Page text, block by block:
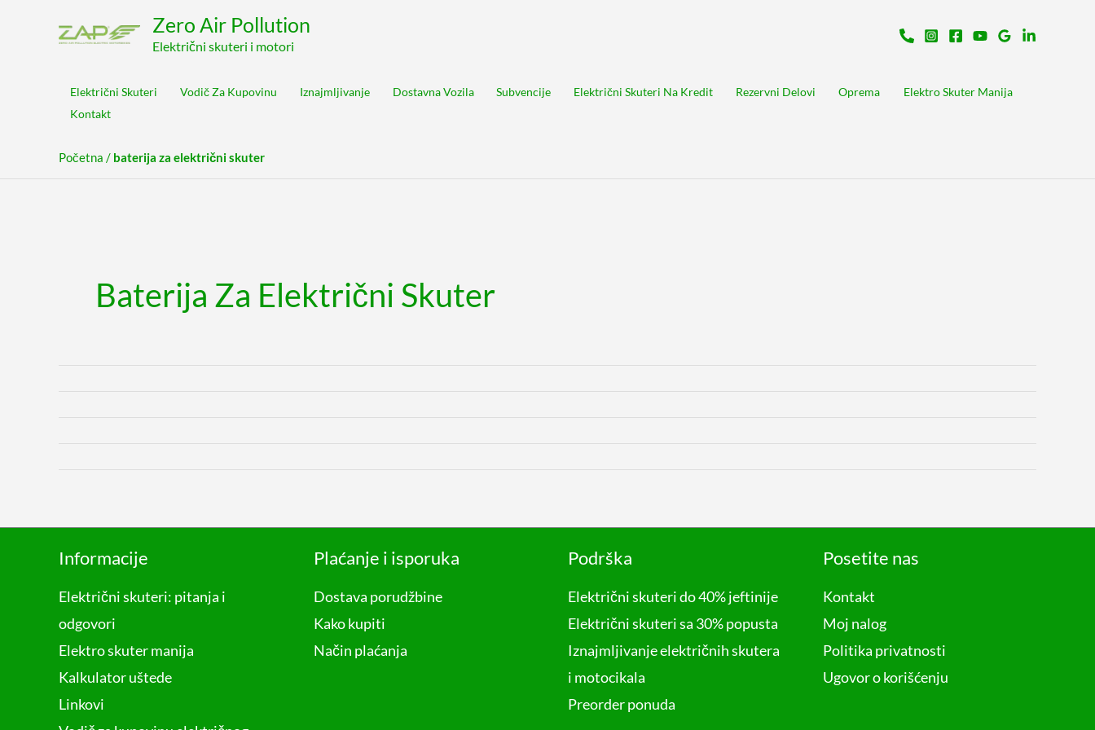
Zero Air Pollution
Električni skuteri i motori
Električni Skuteri Vodič Za Kupovinu Iznajmljivanje Dostavna Vozila Subvencije Električni Skuteri Na Kredit Rezervni Delovi Oprema
Elektro Skuter Manija
Kontakt
Početna / baterija za električni skuter
Baterija Za Električni Skuter
Informacije
Električni skuteri: pitanja i
odgovori
Elektro skuter manija
Kalkulator uštede
Linkovi
Plaćanje i isporuka
Dostava porudžbine
Kako kupiti
Način plaćanja
Podrška
Električni skuteri do 40% jeftinije
Električni skuteri sa 30% popusta
Iznajmljivanje električnih skutera
i motocikala
Preorder ponuda
Posetite nas
Kontakt
Moj nalog
Politika privatnosti
Ugovor o korišćenju